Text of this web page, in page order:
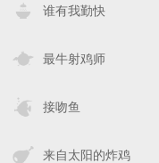
谁有我勤快
最牛射鸡师
接吻鱼
来自太阳的炸鸡